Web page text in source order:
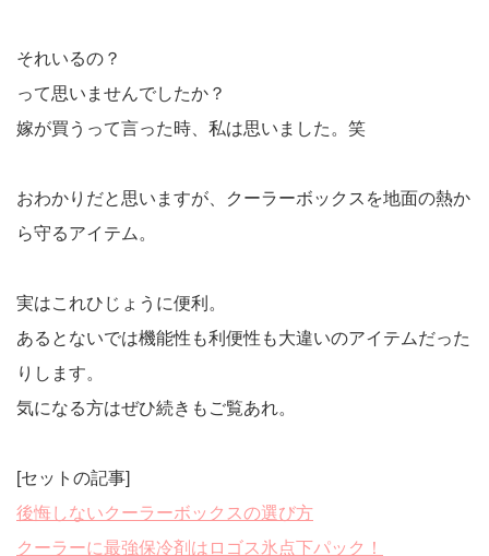
それいるの？
って思いませんでしたか？
嫁が買うって言った時、私は思いました。笑
おわかりだと思いますが、クーラーボックスを地面の熱か
ら守るアイテム。
実はこれひじょうに便利。
あるとないでは機能性も利便性も大違いのアイテムだった
りします。
気になる方はぜひ続きもご覧あれ。
[セットの記事]
後悔しないクーラーボックスの選び方
クーラーに最強保冷剤はロゴス氷点下パック！